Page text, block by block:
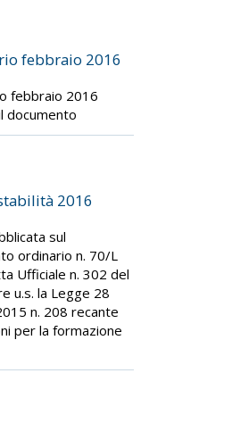
febbraio 2016
febbraio 2016
documento
2016
sul
ordinario n. 70/L
Ufficiale n. 302 del
u.s. la Legge 28
n. 208 recante
per la formazione